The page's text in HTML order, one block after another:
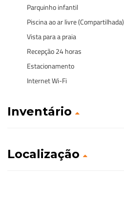
Parquinho infantil
Piscina ao ar livre (Compartilhada)
Vista para a praia
Recepção 24 horas
Estacionamento
Internet Wi-Fi
Inventário
Localização